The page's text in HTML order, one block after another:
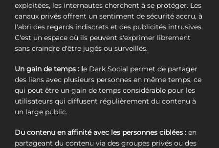
exploitées, les internautes cherchent à se protéger. Les
canaux privés offrent un sentiment de sécurité accru, à
l'abri des regards indiscrets et des publicités intrusives.
C'est un espace où ils peuvent s'exprimer librement
sans craindre d'être jugés ou surveillés.
Un gain de temps : le Dark Social permet de partager
des liens avec plusieurs personnes en même temps, ce
qui peut être un gain de temps considérable pour les
utilisateurs qui diffusent régulièrement du contenu à
un large public.
Du contenu en affinité avec les personnes ciblées : en
partageant du contenu via des groupes privés ou des